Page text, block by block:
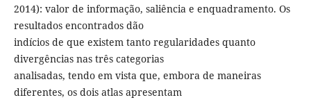
2014): valor de informação, saliência e enquadramento. Os
resultados encontrados dão
indícios de que existem tanto regularidades quanto
divergências nas três categorias
analisadas, tendo em vista que, embora de maneiras
diferentes, os dois atlas apresentam